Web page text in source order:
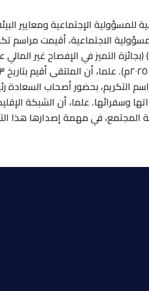
الاجتماعية، أقيمت
التميز في الإفصاح غير المالي
التكريم، بحضور أصحاب
وسفرائها. علما، أن الشبكة
في مهمة إصدارها هذا